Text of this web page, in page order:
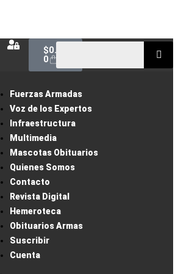
$0.00
0
Fuerzas Armadas
Voz de los Expertos
Infraestructura
Multimedia
Mascotas Obituarios
Quienes Somos
Contacto
Revista Digital
Hemeroteca
Obituarios Armas
Suscribir
Cuenta